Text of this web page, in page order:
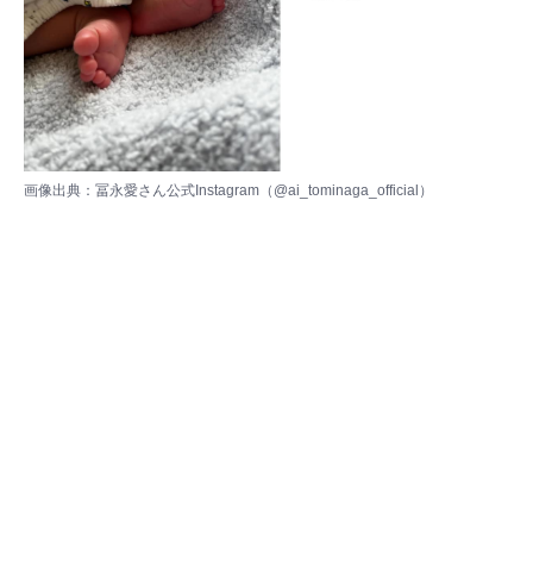
画像出典：冨永愛さん公式Instagram（ @ai_tominaga_official ）